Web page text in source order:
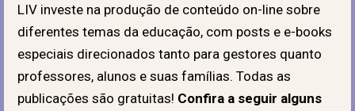
LIV investe na produção de conteúdo on-line sobre
diferentes temas da educação, com posts e e-books
especiais direcionados tanto para gestores quanto
professores, alunos e suas famílias. Todas as
publicações são gratuitas! Confira a seguir alguns